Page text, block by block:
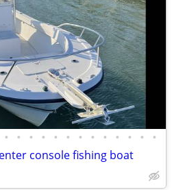
• • • • • • • • • • • • •
console fishing boat